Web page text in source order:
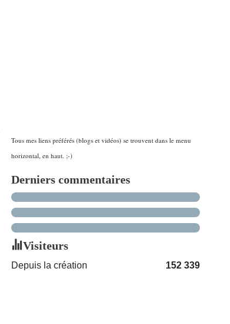
Tous mes liens préférés (blogs et vidéos) se trouvent dans le menu
horizontal, en haut. ;-)
Derniers commentaires
Visiteurs
Depuis la création 152 339